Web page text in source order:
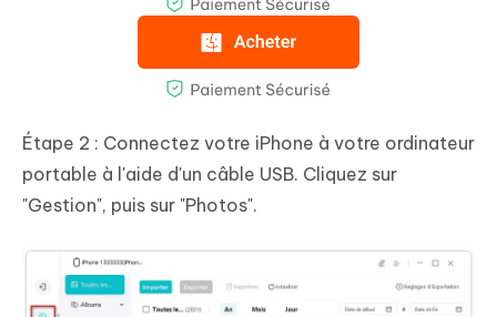
Étape 2 : Connectez votre iPhone à votre ordinateur
portable à l'aide d'un câble USB. Cliquez sur
"Gestion", puis sur "Photos".